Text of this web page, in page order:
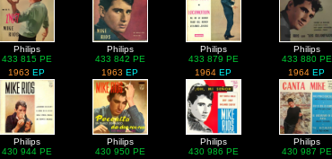
Philips
433 815 PE
Philips
433 842 PE
Philips
433 879 PE
Philips
433 880 PE
1963 EP
Philips
430 944 PE
1963 EP
Philips
430 950 PE
1964 EP
Philips
430 986 PE
1964 EP
Philips
430 987 PE